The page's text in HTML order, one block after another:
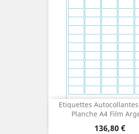
Etiquettes
Planche A4 Film
Prix
136,80 €